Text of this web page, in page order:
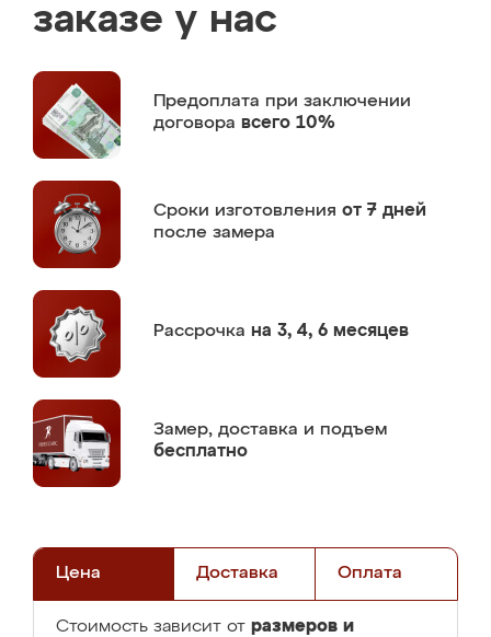
заказе у нас
Предоплата при заключении
договора всего 10%
Сроки изготовления от 7 дней
после замера
Рассрочка на 3, 4, 6 месяцев
Замер, доставка и подъем
бесплатно
Цена Доставка Оплата
Стоимость зависит от размеров и